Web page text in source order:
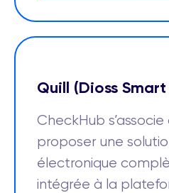
Quill (Dioss
CheckHub
proposer une
électronique
intégrée à la